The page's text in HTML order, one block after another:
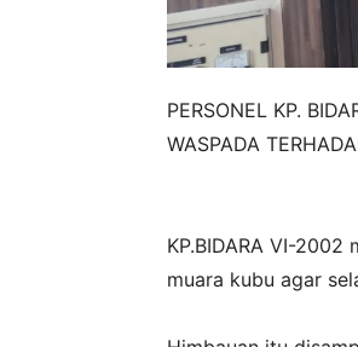
PERSONEL KP.
WASPADA
‎KP.BIDARA VI-
muara kubu agar